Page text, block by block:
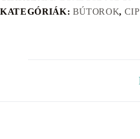
KATEGÓRIÁK: BÚTOROK,